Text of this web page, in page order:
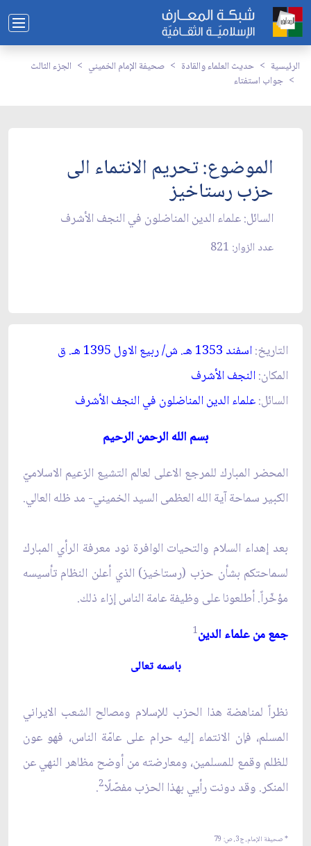
الرئيسية حديث العلماء والقادة صحيفة الإمام الخميني
الجزء الثالث
جواب استفتاء
الموضوع: تحريم الانتماء الى
حزب رستاخيز
السائل: علماء الدين المناضلون في النجف الأشرف‏
عدد الزوار: 821
التاريخ:اسفند 1353 هـ. ش/ ربيع الاول 1395 هـ. ق‏
المكان:النجف الأشرف‏
السائل:علماء الدين المناضلون في النجف الأشرف‏
بسم الله الرحمن الرحيم‏
المحضر المبارك للمرجع الاعلى لعالم التشيع الزعيم الاسلاميّ
الكبير سماحة آية الله العظمى السيد الخميني- مد ظله العالي.
بعد إهداء السلام والتحيات الوافرة نود معرفة الرأي المبارك
لسماحتكم بشأن حزب (رستاخيز) الذي أعلن النظام تأسيسه
مؤخّراً. أطلعونا على وظيفة عامة الناس إزاء ذلك.
جمع من علماء الدين1
باسمه تعالى‏
نظراً لمناهضة هذا الحزب للإسلام ومصالح الشعب الايراني
المسلم، فإن الانتماء إليه حرام على عامّة الناس، فهو عون
للظلم وقمع للمسلمين، ومعارضته من أوضح مظاهر النهي عن
المنكر. وقد دونت رأيي بهذا الحزب مفصّلًا2
.
* صحيفة الإمام، ج‏3، ص: 79